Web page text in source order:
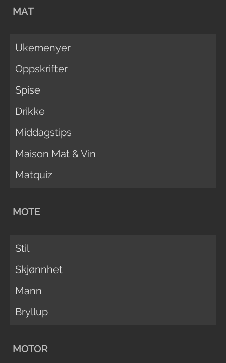
MAT
Ukemenyer
Oppskrifter
Spise
Drikke
Middagstips
Maison Mat & Vin
Matquiz
MOTE
Stil
Skjønnhet
Mann
Bryllup
MOTOR